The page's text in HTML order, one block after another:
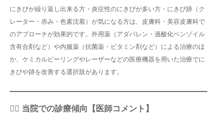
にきびが繰り返し出来る方・炎症性のにきびが多い方・にきび跡（ク
レーター・赤み・色素沈着）が気になる方は、皮膚科・美容皮膚科で
のアプローチが効果的です。外用薬（アダパレン・過酸化ベンゾイル
含有合剤など）や内服薬（抗菌薬・ビタミン剤など）による治療のほ
か、ケミカルピーリングやレーザーなどの医療機器を用いた治療でに
きびや跡を改善する選択肢があります。
👨‍⚕️ 当院での診療傾向【医師コメント】